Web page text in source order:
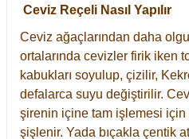
Ceviz Reçeli Nasıl Yapılır
Ceviz ağaçlarından daha
ortalarında cevizler firik iken
kabukları soyulup, çizilir,
defalarca suyu değiştirilir.
şirenin içine tam işlemesi
şişlenir. Yada bıçakla çentik